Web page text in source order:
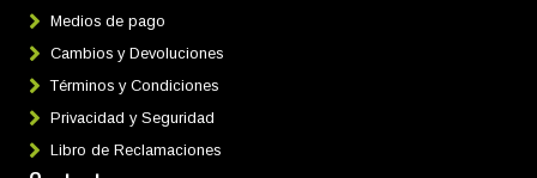
Medios de pago
Cambios y Devoluciones
Términos y Condiciones
Privacidad y Seguridad
Libro de Reclamaciones